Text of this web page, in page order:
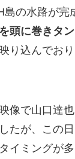
島の水路が完
頭に巻きタ
り込んでお
像で山口達
たが、この
イミングが